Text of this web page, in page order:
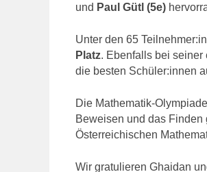
und Paul Gütl (5e)
Unter den 65
Platz. Ebenfalls bei
die besten Schüler:innen
Die Mathematik-
Beweisen und das
Österreichischen
Wir gratulieren Ghaidan